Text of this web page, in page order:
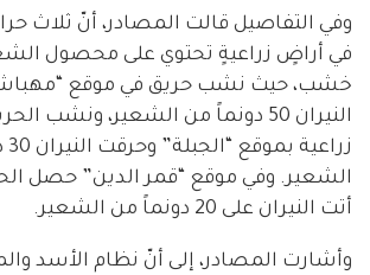
وفي التفاصيل قالت المصادر، أنّ ثلاث
في أراضٍ زراعيةٍ تحتوي على محصول
خشب، حيث نشب حريق في موقع
النيران 50 دونماً من الشعير، ونشب
الشعير. وفي موقع “قمر الدين” حصل
أتت النيران على 20 دونماً من الشعير.
وأشارت المصادر، إلى أنّ نظام الأسد